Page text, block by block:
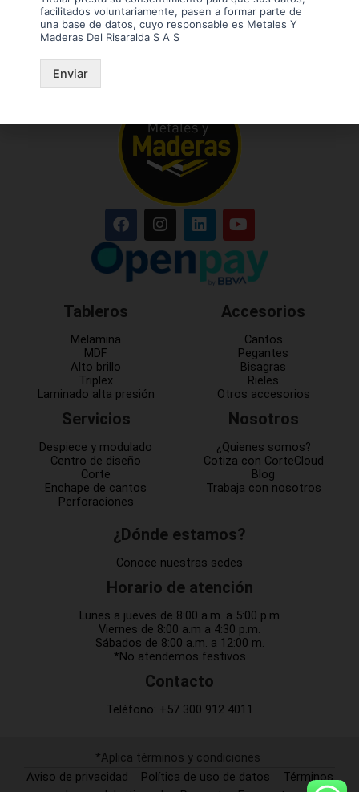
Tableros
Melamina
MDF
Alto brillo
Triplex
Laminado alta presión
Servicios
Despiece y modulado
Centro de diseño
Corte
Enchape de cantos
Perforaciones
Accesorios
Cantos
Pegantes
Bisagras
Rieles
Otros accesorios
Nosotros
¿Quienes somos?
Cotiza con CorteCloud
Blog
Trabaja con nosotros
¿Dónde estamos?
Conoce nuestras sedes
Horario de atención
Lunes a jueves de 8:00 a.m. a 5:00 p.m
Viernes de 8:00 a.m a 4:30 p.m.
Sábados de 8:00 a.m. a 12:00 m.
*No atendemos festivos
Contacto
Teléfono: +57 300 912 4011
*Aplica términos y condiciones
Aviso de privacidad
Política de uso de datos Términos
facilitados voluntariamente, pasen a formar parte de
una base de datos, cuyo responsable es Metales Y
Maderas Del Risaralda S A S
Enviar